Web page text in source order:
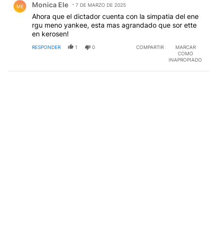
ME Monica Ele 7 DE MARZO DE 2025
Ahora que el dictador cuenta con la simpatia del ene
rgu meno yankee, esta mas agrandado que sor ette
en kerosen!
RESPONDER 1 0 COMPARTIR
MARCAR
COMO
INAPROPIADO